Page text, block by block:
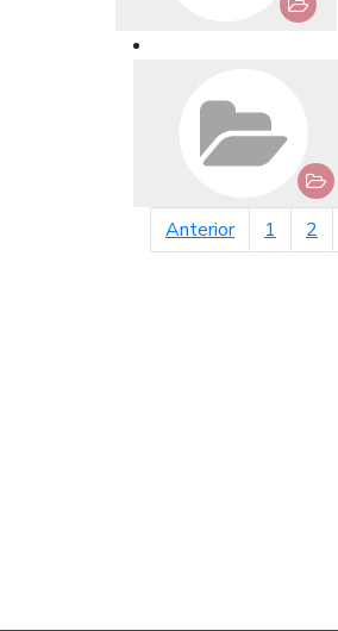
Anteriorpágina
1 2